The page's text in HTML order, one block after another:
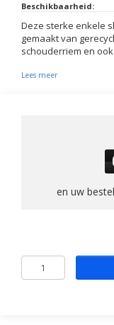
Beschikbaarheid:
Deze sterke enkele
gemaakt van
schouderriem en
Lees meer
en uw